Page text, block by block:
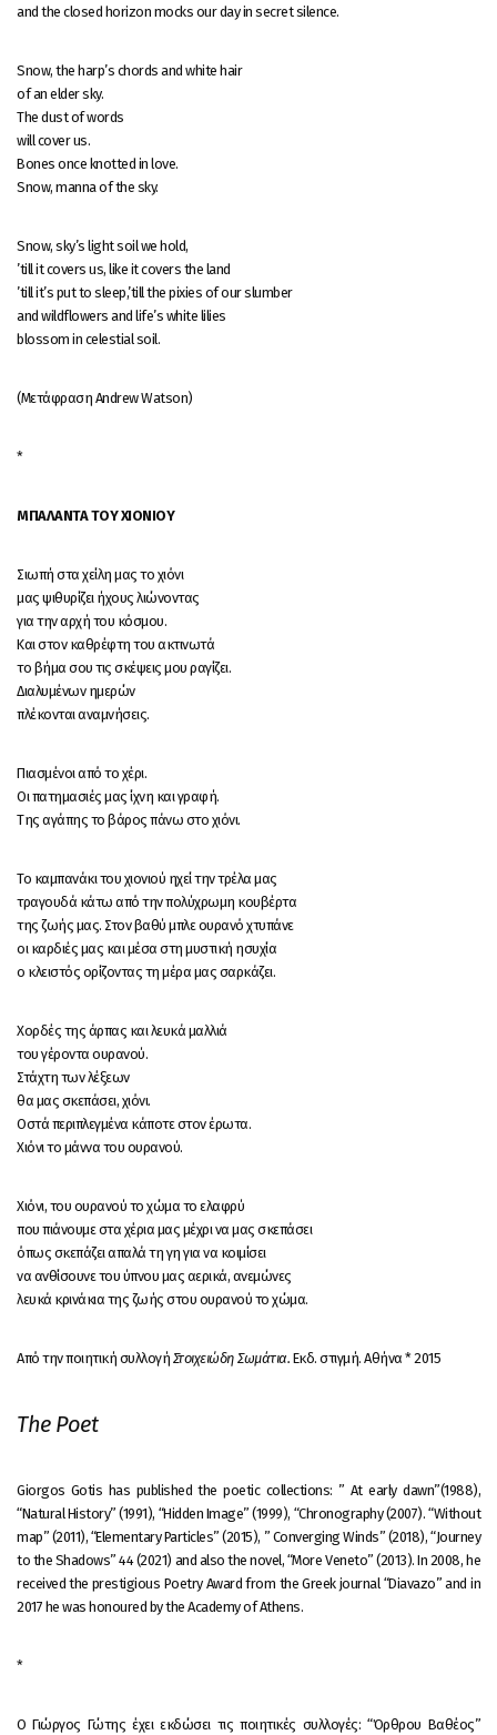
and the closed horizon mocks our day in secret silence.
Snow, the harp’s chords and white hair
of an elder sky.
The dust of words
will cover us.
Bones once knotted in love.
Snow, manna of the sky.
Snow, sky’s light soil we hold,
’till it covers us, like it covers the land
’till it’s put to sleep,’till the pixies of our slumber
and wildflowers and life’s white lilies
blossom in celestial soil.
(Μετάφραση Andrew Watson)
*
ΜΠΑΛΑΝΤΑ ΤΟΥ ΧΙΟΝΙΟΥ
Σιωπή στα χείλη μας το χιόνι
μας ψιθυρίζει ήχους λιώνοντας
για την αρχή του κόσμου.
Και στον καθρέφτη του ακτινωτά
το βήμα σου τις σκέψεις μου ραγίζει.
Διαλυμένων ημερών
πλέκονται αναμνήσεις.
Πιασμένοι από το χέρι.
Οι πατημασιές μας ίχνη και γραφή.
Της αγάπης το βάρος πάνω στο χιόνι.
Το καμπανάκι του χιονιού ηχεί την τρέλα μας
τραγουδά κάτω από την πολύχρωμη κουβέρτα
της ζωής μας. Στον βαθύ μπλε ουρανό χτυπάνε
οι καρδιές μας και μέσα στη μυστική ησυχία
ο κλειστός ορίζοντας τη μέρα μας σαρκάζει.
Χορδές της άρπας και λευκά μαλλιά
του γέροντα ουρανού.
Στάχτη των λέξεων
θα μας σκεπάσει, χιόνι.
Οστά περιπλεγμένα κάποτε στον έρωτα.
Χιόνι το μάννα του ουρανού.
Χιόνι, του ουρανού το χώμα το ελαφρύ
που πιάνουμε στα χέρια μας μέχρι να μας σκεπάσει
όπως σκεπάζει απαλά τη γη για να κοιμίσει
να ανθίσουνε του ύπνου μας αερικά, ανεμώνες
λευκά κρινάκια της ζωής στου ουρανού το χώμα.
Από την ποιητική συλλογή Στοιχειώδη Σωμάτια. Εκδ. στιγμή. Αθήνα * 2015
The Poet
Giorgos Gotis has published the poetic collections: ” At early dawn”(1988),
“Natural History” (1991), “Hidden Image” (1999), “Chronography (2007). “Without
map” (2011), “Elementary Particles” (2015), ” Converging Winds” (2018), “Journey
to the Shadows” 44 (2021) and also the novel, “More Veneto” (2013). In 2008, he
received the prestigious Poetry Award from the Greek journal “Diavazo” and in
2017 he was honoured by the Academy of Athens.
*
Ο Γιώργος Γώτης έχει εκδώσει τις ποιητικές συλλογές: “Όρθρου Βαθέος”